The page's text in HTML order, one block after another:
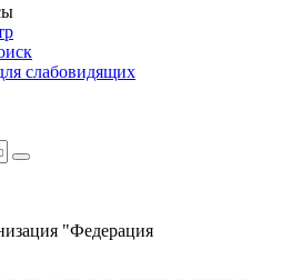
слабовидящих
"Федерация